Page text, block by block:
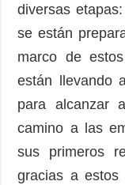
diversas
se están
marco de
están llevando
para alcanzar
camino a las
sus primeros
gracias a estos